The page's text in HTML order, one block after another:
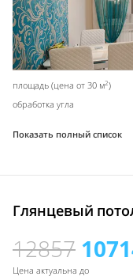
площадь (цена от 30 м2)
обработка угла
Показать полный список
Глянцевый
12857
Цена актуальна до